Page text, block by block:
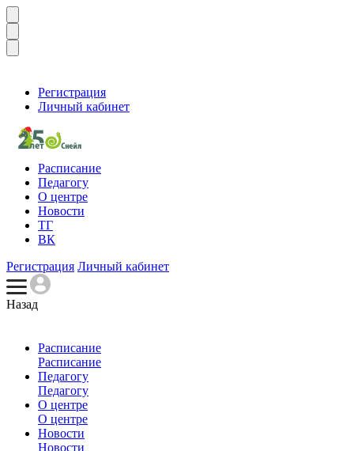
Регистрация
Личный кабинет
Расписание
Педагогу
О центре
Новости
ТГ
ВК
Регистрация Личный кабинет
Назад
Расписание
Расписание
Педагогу
Педагогу
О центре
О центре
Новости
Новости